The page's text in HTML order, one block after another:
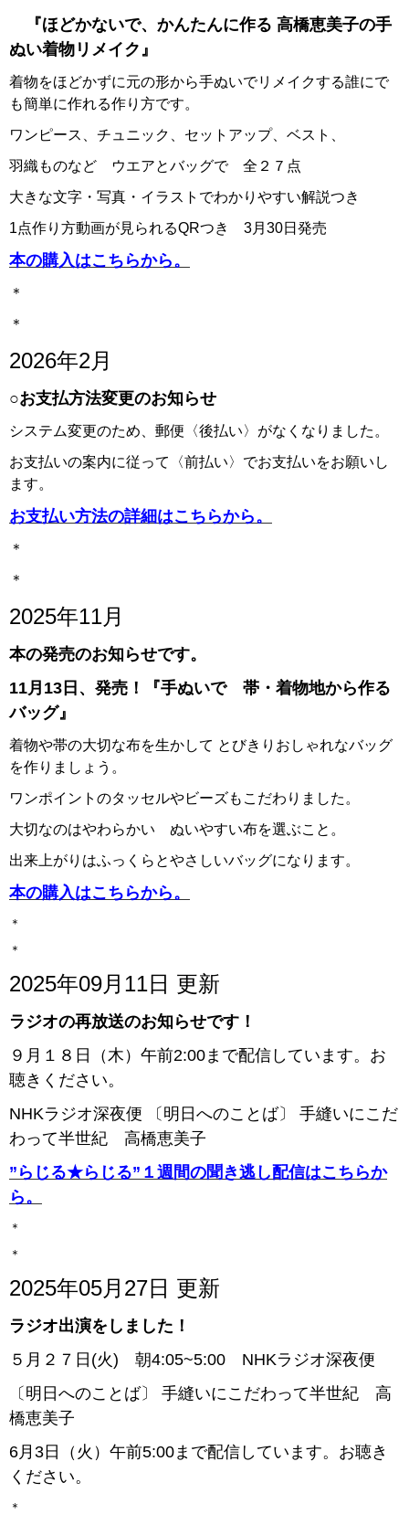
『ほどかないで、かんたんに作る 高橋恵美子の手
ぬい着物リメイク』
着物をほどかずに元の形から手ぬいでリメイクする誰にで
も簡単に作れる作り方です。
ワンピース、チュニック、セットアップ、ベスト、
羽織ものなど ウエアとバッグで 全２７点
大きな文字・写真・イラストでわかりやすい解説つき
1点作り方動画が見られるQRつき 3月30日発売
本の購入はこちらから。
＊
＊
2026年2月
○お支払方法変更のお知らせ
システム変更のため、郵便〈後払い〉がなくなりました。
お支払いの案内に従って〈前払い〉でお支払いをお願いし
ます。
お支払い方法の詳細はこちらから。
＊
＊
2025年11月
本の発売のお知らせです。
11月13日、発売！『手ぬいで 帯・着物地から作る
バッグ』
着物や帯の大切な布を生かして とびきりおしゃれなバッグ
を作りましょう。
ワンポイントのタッセルやビーズもこだわりました。
大切なのはやわらかい ぬいやすい布を選ぶこと。
出来上がりはふっくらとやさしいバッグになります。
本の購入はこちらから。
＊
＊
2025年09月11日 更新
ラジオの再放送のお知らせです！
９月１８日（木）午前2:00まで配信しています。お
聴きください。
NHKラジオ深夜便 〔明日へのことば〕 手縫いにこだ
わって半世紀 高橋恵美子
”らじる★らじる”１週間の聞き逃し配信はこちらか
ら。
＊
＊
2025年05月27日 更新
ラジオ出演をしました！
５月２７日(火) 朝4:05~5:00 NHKラジオ深夜便
〔明日へのことば〕 手縫いにこだわって半世紀 高
橋恵美子
6月3日（火）午前5:00まで配信しています。お聴き
ください。
＊